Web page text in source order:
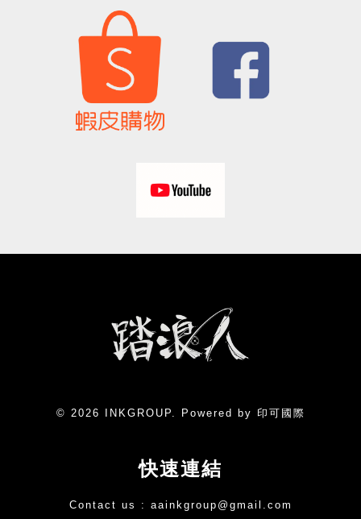
© 2026 INKGROUP. Powered by 印可國際
快速連結
Contact us : aainkgroup@gmail.com